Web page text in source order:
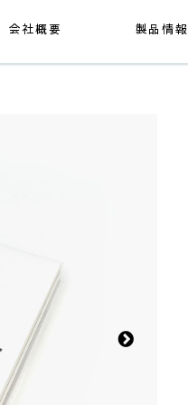
会社概要 製品情報